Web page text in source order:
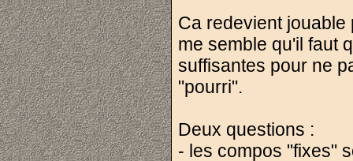
Ca redevient jouable
me semble qu'il faut
suffisantes pour ne
"pourri".
Deux questions :
- les compos "fixes"